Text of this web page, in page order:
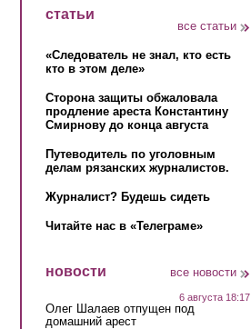
статьи
все статьи
«Следователь не знал, кто есть
кто в этом деле»
Сторона защиты обжаловала
продление ареста Константину
Смирнову до конца августа
Путеводитель по уголовным
делам рязанских журналистов.
Журналист? Будешь сидеть
Читайте нас в «Телеграме»
новости все новости
6 августа 18:17
Олег Шалаев отпущен под
домашний арест